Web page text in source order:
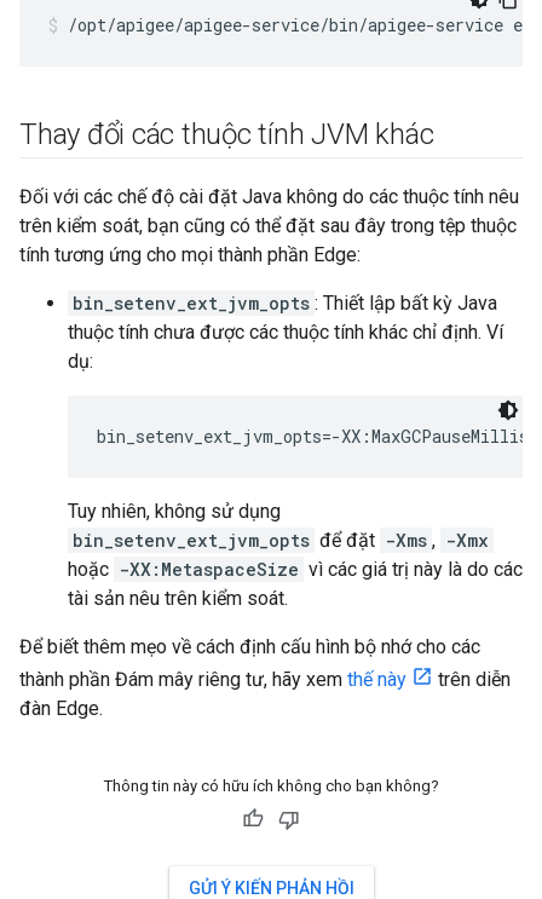
/opt/apigee/apigee-service/bin/apigee-service
Thay đổi các thuộc tính JVM khác
Đối với các chế độ cài đặt Java không do các thuộc tính nêu
trên kiểm soát, bạn cũng có thể đặt sau đây trong tệp thuộc
tính tương ứng cho mọi thành phần Edge:
bin_setenv_ext_jvm_opts : Thiết lập bất kỳ Java
thuộc tính chưa được các thuộc tính khác chỉ định. Ví
dụ:
bin_setenv_ext_jvm_opts=-
Tuy nhiên, không sử dụng
bin_setenv_ext_jvm_opts để đặt -Xms , -Xmx
hoặc -XX:MetaspaceSize vì các giá trị này là do các
tài sản nêu trên kiểm soát.
Để biết thêm mẹo về cách định cấu hình bộ nhớ cho các
thành phần Đám mây riêng tư, hãy xem thế này
trên diễn
đàn Edge.
Thông tin này có hữu ích không cho bạn không?
GỬI Ý KIẾN PHẢN HỒI